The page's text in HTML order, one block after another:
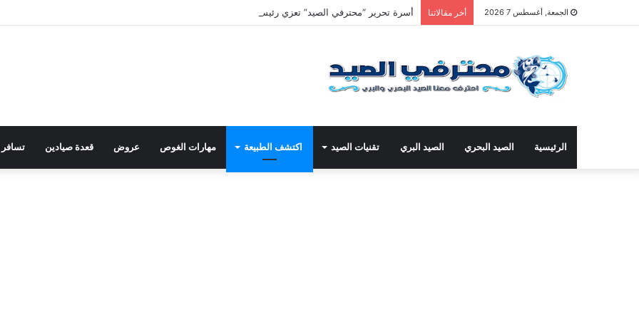
الجمعة, أغسطس 7 2026 أخر مقالاتنا أسرة تحرير “محترفي الصيد” تعزي رئيس التحرير في وفاة والد زوجته
الرئيسية الصيد البحري الصيد البري تقنيات الصيد اكتشف الطبيعة مهارات الغوص عروض قعدة صيادين تسافر